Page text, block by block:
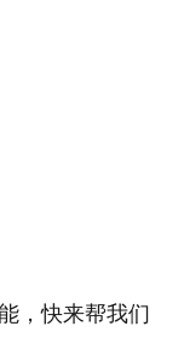
，快来帮我们